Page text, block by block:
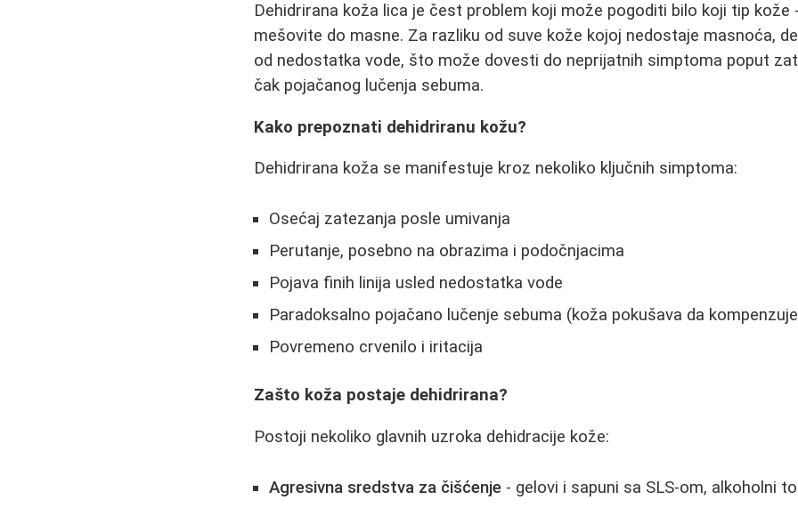
Dehidrirana koža lica je čest problem koji može pogoditi bilo koji tip kože
mešovite do masne. Za razliku od suve kože kojoj nedostaje masnoća,
od nedostatka vode, što može dovesti do neprijatnih simptoma poput
čak pojačanog lučenja sebuma.
Kako prepoznati dehidriranu kožu?
Dehidrirana koža se manifestuje kroz nekoliko ključnih simptoma:
Osećaj zatezanja posle umivanja
Perutanje, posebno na obrazima i podočnjacima
Pojava finih linija usled nedostatka vode
Paradoksalno pojačano lučenje sebuma (koža pokušava da
Povremeno crvenilo i iritacija
Zašto koža postaje dehidrirana?
Postoji nekoliko glavnih uzroka dehidracije kože:
Agresivna sredstva za čišćenje - gelovi i sapuni sa SLS-om, alkoholni